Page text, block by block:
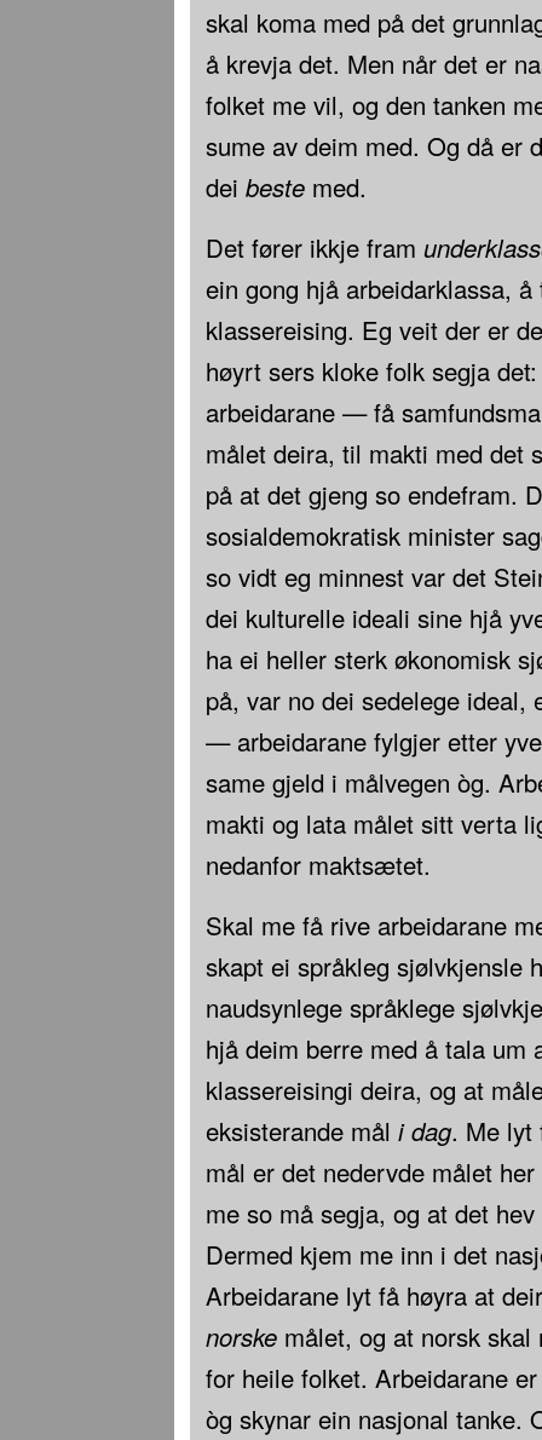
skal koma med på det
å krevja det. Men når det er
folket me vil, og den tanken
sume av deim med. Og då er
dei bestemed.
Det fører ikkje fram
ein gong hjå arbeidarklassa,
klassereising. Eg veit der er
høyrt sers kloke folk segja
arbeidarane — få
målet deira, til makti med det
på at det gjeng so endefram.
sosialdemokratisk minister
so vidt eg minnest var det
dei kulturelle ideali sine hjå
ha ei heller sterk økonomisk
på, var no dei sedelege ideal,
— arbeidarane fylgjer etter
same gjeld i målvegen òg.
makti og lata målet sitt verta
nedanfor maktsætet.
Skal me få rive arbeidarane
skapt ei språkleg sjølvkjensle
naudsynlege språklege
hjå deim berre med å tala um
klassereisingi deira, og at
eksisterande mål i dag. Me lyt
mål er det nedervde målet
me so må segja, og at det
Dermed kjem me inn i det
Arbeidarane lyt få høyra at
norskemålet, og at norsk skal
for heile folket. Arbeidarane
òg skynar ein nasjonal tanke.